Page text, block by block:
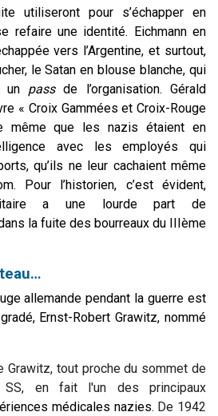
utiliseront pour s’échapper en
refaire une identité. Eichmann en
vers l’Argentine, et surtout,
le Satan en blouse blanche, qui
un passde l’organisation. Gérald
« Croix Gammées et Croix-Rouge
même que les nazis étaient en
avec les employés qui
qu’ils ne leur cachaient même
Pour l’historien, c’est évident,
a une lourde part de
la fuite des bourreaux du IIIème
allemande pendant la guerre est
Ernst-Robert Grawitz, nommé
Grawitz, tout proche du sommet de
en fait l'un des principaux
médicales nazies. De 1942